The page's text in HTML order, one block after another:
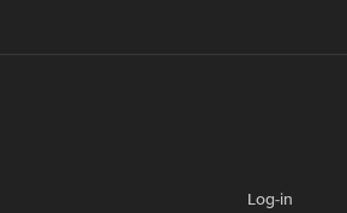
Log-in